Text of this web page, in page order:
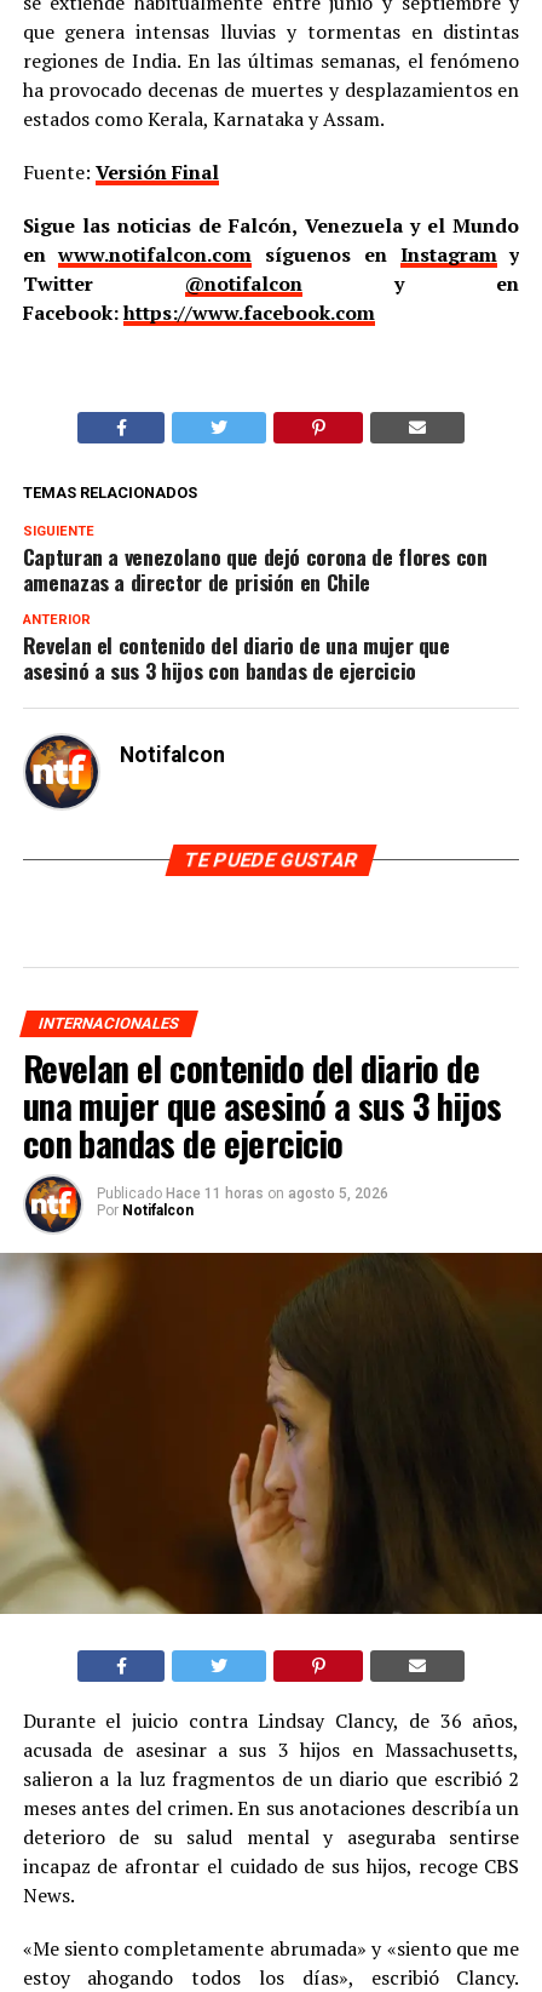
que genera intensas lluvias y tormentas en distintas
regiones de India. En las últimas semanas, el fenómeno
ha provocado decenas de muertes y desplazamientos en
estados como Kerala, Karnataka y Assam.
Fuente: Versión Final
Sigue las noticias de Falcón, Venezuela y el Mundo
enwww.notifalcon.com síguenos en Instagramy
Twitter @notifalcony en
Facebook:https://www.facebook.com
TEMAS RELACIONADOS
SIGUIENTE
Capturan a venezolano que dejó corona de flores con
amenazas a director de prisión en Chile
ANTERIOR
Revelan el contenido del diario de una mujer que
asesinó a sus 3 hijos con bandas de ejercicio
Notifalcon
TE PUEDE GUSTAR
INTERNACIONALES
Revelan el contenido del diario de
una mujer que asesinó a sus 3 hijos
con bandas de ejercicio
Publicado Hace 11 horas on agosto 5, 2026
Por Notifalcon
Durante el juicio contra Lindsay Clancy, de 36 años,
acusada de asesinar a sus 3 hijos en Massachusetts,
salieron a la luz fragmentos de un diario que escribió 2
meses antes del crimen. En sus anotaciones describía un
deterioro de su salud mental y aseguraba sentirse
incapaz de afrontar el cuidado de sus hijos, recoge CBS
News.
«Me siento completamente abrumada» y «siento que me
estoy ahogando todos los días», escribió Clancy.